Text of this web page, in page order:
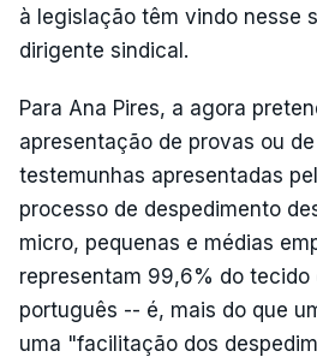
à legislação têm vindo nesse
dirigente sindical.
Para Ana Pires, a agora
apresentação de provas ou
testemunhas apresentadas
processo de despedimento
micro, pequenas e médias
representam 99,6% do tecido
português -- é, mais do que
uma "facilitação dos